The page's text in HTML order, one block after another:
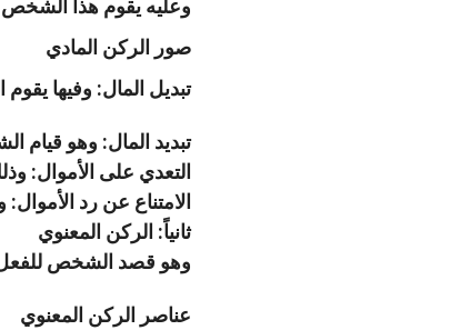
وعليه يقوم هذا الشخص
صور الركن المادي
تبديل المال: وفيها
تبديد المال: وهو قيام
التعدي على الأموال:
الامتناع عن رد
ثانياً: الركن المعنوي
وهو قصد الشخص للفعل
عناصر الركن المعنوي